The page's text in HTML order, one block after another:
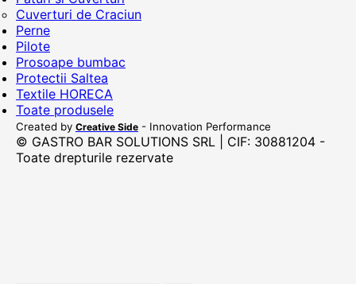
Cuverturi de Craciun
Perne
Pilote
Prosoape bumbac
Protectii Saltea
Textile HORECA
Toate produsele
Created by Creative Side - Innovation Performance
© GASTRO BAR SOLUTIONS SRL | CIF: 30881204 -
Toate drepturile rezervate